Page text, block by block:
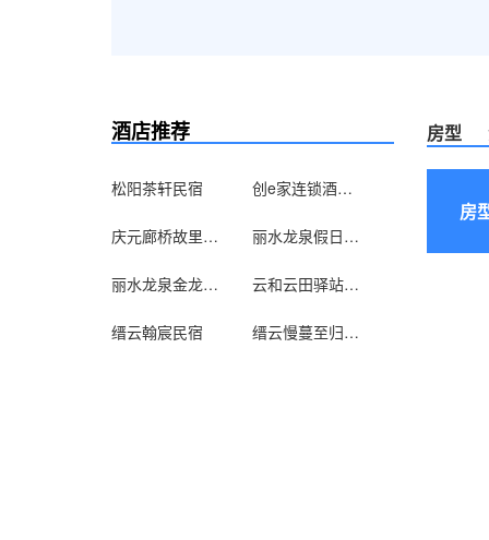
酒店推荐
松阳茶轩民宿 创e家连锁酒店(遂昌店)
庆元廊桥故里民宿 丽水龙泉假日小宾馆
丽水龙泉金龙小宾馆 云和云田驿站农家乐
缙云翰宸民宿 缙云慢蔓至归民宿客栈
房型
房